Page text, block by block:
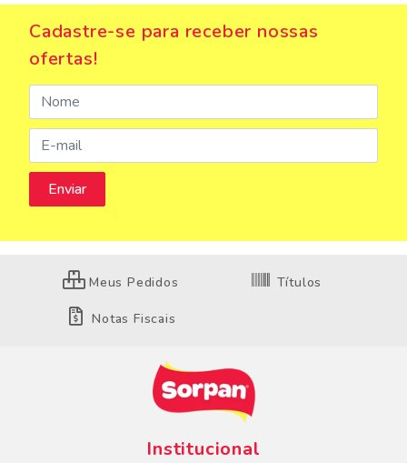
Cadastre-se para receber nossas
ofertas!
Meus Pedidos Títulos
Notas Fiscais
Institucional